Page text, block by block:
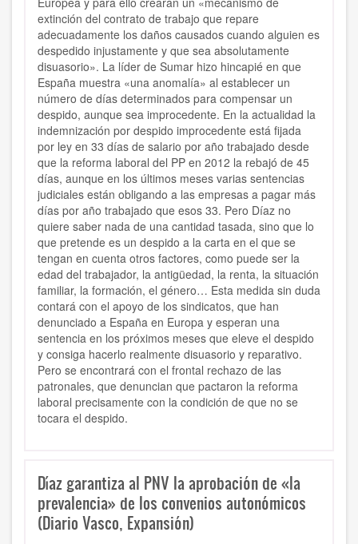
extinción del contrato de trabajo que repare
adecuadamente los daños causados cuando alguien es
despedido injustamente y que sea absolutamente
disuasorio». La líder de Sumar hizo hincapié en que
España muestra «una anomalía» al establecer un
número de días determinados para compensar un
despido, aunque sea improcedente. En la actualidad la
indemnización por despido improcedente está fijada
por ley en 33 días de salario por año trabajado desde
que la reforma laboral del PP en 2012 la rebajó de 45
días, aunque en los últimos meses varias sentencias
judiciales están obligando a las empresas a pagar más
días por año trabajado que esos 33. Pero Díaz no
quiere saber nada de una cantidad tasada, sino que lo
que pretende es un despido a la carta en el que se
tengan en cuenta otros factores, como puede ser la
edad del trabajador, la antigüedad, la renta, la situación
familiar, la formación, el género… Esta medida sin duda
contará con el apoyo de los sindicatos, que han
denunciado a España en Europa y esperan una
sentencia en los próximos meses que eleve el despido
y consiga hacerlo realmente disuasorio y reparativo.
Pero se encontrará con el frontal rechazo de las
patronales, que denuncian que pactaron la reforma
laboral precisamente con la condición de que no se
tocara el despido.
Díaz garantiza al PNV la aprobación de «la
prevalencia» de los convenios autonómicos
(Diario Vasco, Expansión)